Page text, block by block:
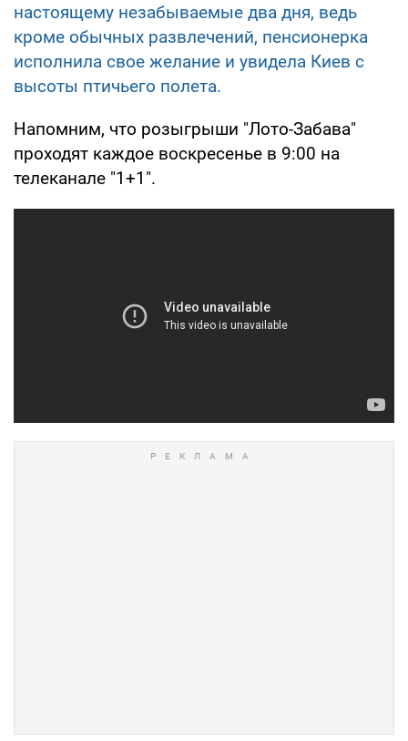
настоящему незабываемые два дня, ведь
кроме обычных развлечений, пенсионерка
исполнила свое желание и увидела Киев с
высоты птичьего полета.
Напомним, что розыгрыши "Лото-Забава"
проходят каждое воскресенье в 9:00 на
телеканале "1+1".